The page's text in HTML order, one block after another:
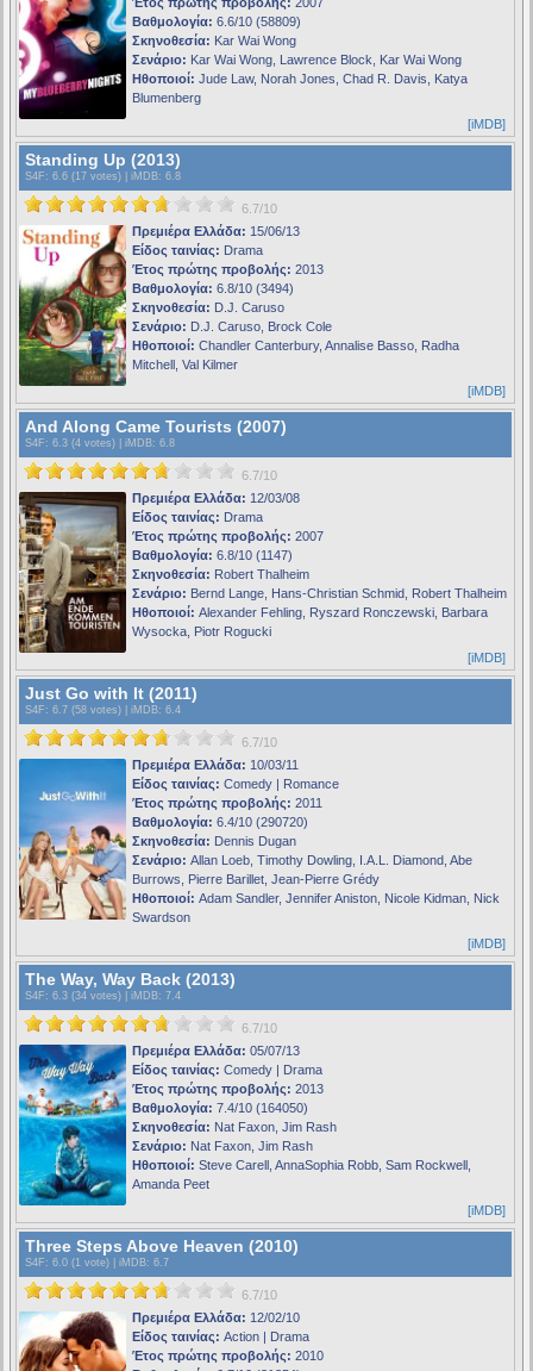
Βαθμολογία: 6.6/10 (58809)
Σκηνοθεσία: Kar Wai Wong
Σενάριο: Kar Wai Wong, Lawrence Block, Kar Wai Wong
Ηθοποιοί: Jude Law, Norah Jones, Chad R. Davis, Katya
Blumenberg
[iMDB]
Standing Up (2013)
S4F : 6.6 (17 votes) | iMDB: 6.8
6.7/10
Πρεμιέρα Ελλάδα: 15/06/13
Είδος ταινίας: Drama
Έτος πρώτης προβολής: 2013
Βαθμολογία: 6.8/10 (3494)
Σκηνοθεσία: D.J. Caruso
Σενάριο: D.J. Caruso, Brock Cole
Ηθοποιοί: Chandler Canterbury, Annalise Basso, Radha
Mitchell, Val Kilmer
[iMDB]
And Along Came Tourists (2007)
S4F : 6.3 (4 votes) | iMDB: 6.8
6.7/10
Πρεμιέρα Ελλάδα: 12/03/08
Είδος ταινίας: Drama
Έτος πρώτης προβολής: 2007
Βαθμολογία: 6.8/10 (1147)
Σκηνοθεσία: Robert Thalheim
Σενάριο: Bernd Lange, Hans-Christian Schmid, Robert Thalheim
Ηθοποιοί: Alexander Fehling, Ryszard Ronczewski, Barbara
Wysocka, Piotr Rogucki
[iMDB]
Just Go with It (2011)
S4F : 6.7 (58 votes) | iMDB: 6.4
6.7/10
Πρεμιέρα Ελλάδα: 10/03/11
Είδος ταινίας: Comedy | Romance
Έτος πρώτης προβολής: 2011
Βαθμολογία: 6.4/10 (290720)
Σκηνοθεσία: Dennis Dugan
Σενάριο: Allan Loeb, Timothy Dowling, I.A.L. Diamond, Abe
Burrows, Pierre Barillet, Jean-Pierre Grédy
Ηθοποιοί: Adam Sandler, Jennifer Aniston, Nicole Kidman, Nick
Swardson
[iMDB]
The Way, Way Back (2013)
S4F : 6.3 (34 votes) | iMDB: 7.4
6.7/10
Πρεμιέρα Ελλάδα: 05/07/13
Είδος ταινίας: Comedy | Drama
Έτος πρώτης προβολής: 2013
Βαθμολογία: 7.4/10 (164050)
Σκηνοθεσία: Nat Faxon, Jim Rash
Σενάριο: Nat Faxon, Jim Rash
Ηθοποιοί: Steve Carell, AnnaSophia Robb, Sam Rockwell,
Amanda Peet
[iMDB]
Three Steps Above Heaven (2010)
S4F : 6.0 (1 vote) | iMDB: 6.7
6.7/10
Πρεμιέρα Ελλάδα: 12/02/10
Είδος ταινίας: Action | Drama
Έτος πρώτης προβολής: 2010